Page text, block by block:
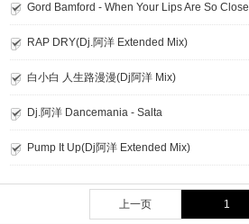
RAP DRY(Dj.阿洋 Extended Mix)
白小白 人生路漫漫(Dj阿洋 Mix)
Dj.阿洋 Dancemania - Salta
Pump It Up(Dj阿洋 Extended Mix)
上一页 1